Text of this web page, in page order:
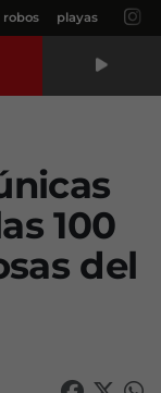
robos playas
100
del